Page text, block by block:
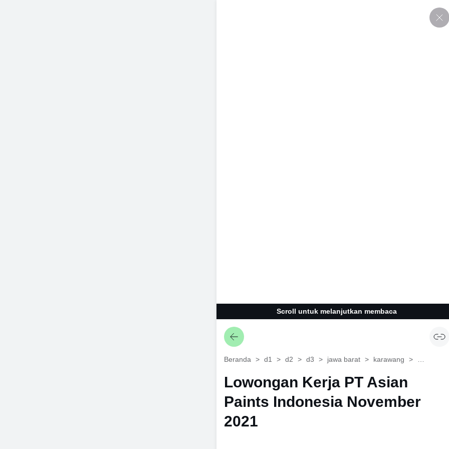
Scroll untuk melanjutkan membaca
Beranda d1 d2 d3 jawa barat karawang
Lowongan Kerja PT Asian
Paints Indonesia November
2021